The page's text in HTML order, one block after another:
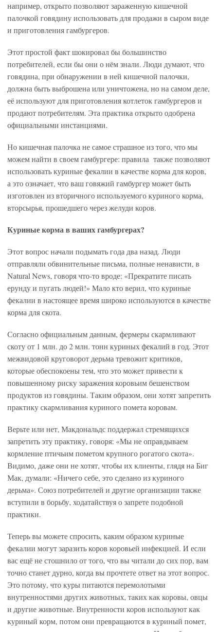
например, открыто позволяют зараженную кишечной
палочкой говядину использовать для продажи в сыром виде
и приготовления гамбургеров.
Этот простой факт шокировал бы большинство
потребителей, если бы они о нём знали. Люди думают, что
говядина, при обнаружении в ней кишечной палочки,
должна быть выброшена или уничтожена, но на самом деле,
её используют для приготовления котлеток гамбургеров и
продают потребителям. Эта практика открыто одобрена
официальными инстанциями.
Но кишечная палочка не самое страшное из того, что мы
можем найти в своем гамбургере: правила также позволяют
использовать куриные фекалии в качестве корма для коров,
а это означает, что ваш говяжий гамбургер может быть
изготовлен из вторичного используемого куриного корма,
вторсырья, прошедшего через желуди коров.
Куриные корма в ваших гамбургерах?
Этот вопрос начали подымать года два назад. Люди
отправляли обвинительные письма, полные ненависти, в
Natural News, говоря что-то вроде: «Прекратите писать
ерунду и пугать людей!» Мало кто верил, что куриные
фекалии в настоящее время широко используются в качестве
корма для скота.
Согласно официальным данным, фермеры скармливают ​​
скоту от 1 млн. до 2 млн. тонн куриных фекалий в год. Этот
межвидовой круговорот дерьма тревожит критиков,
которые обеспокоены тем, что это может привести к
повышенному риску заражения коровьим бешенством
продуктов из говядины. Таким образом, они хотят запретить
практику скармливания куриного помета коровам.
Верьте или нет, Макдональдс поддержал стремящихся
запретить эту практику, говоря: «Мы не оправдываем
кормление птичьим пометом крупного рогатого скота».
Видимо, даже они не хотят, чтобы их клиенты, глядя на Биг
Мак, думали: «Ничего себе, это сделано из куриного
дерьма». Союз потребителей и другие организации также
вступили в борьбу, ходатайствуя о запрете подобной
практики.
Теперь вы можете спросить, каким образом куриные
фекалии могут заразить коров коровьей инфекцией. И если
вас ещё не стошнило от того, что вы читали до сих пор, вам
точно станет дурно, когда вы прочтете ответ на этот вопрос.
Это потому, что куры питаются перемолотыми
внутренностями других животных, таких как коровы, овцы
и другие животные. Внутренности коров используют как
куриный корм, потом они превращаются в куриный помет,